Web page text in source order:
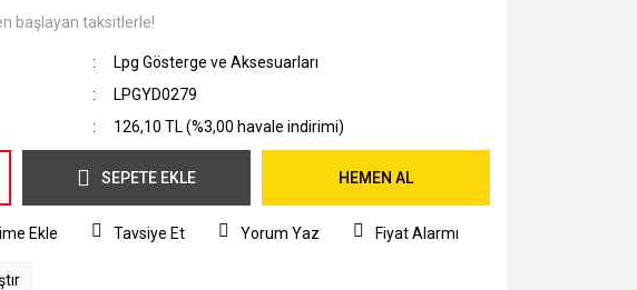
başlayan taksitlerle!
Lpg Gösterge ve Aksesuarları
LPGYD0279
126,10 TL (%3,00 havale indirimi)
SEPETE EKLE HEMEN AL
Tavsiye Et Yorum Yaz Fiyat Alarmı